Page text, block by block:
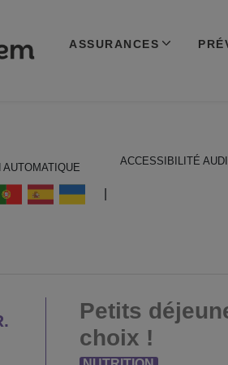
ASSURANCES
AUTOMATIQUE
ACCESSIBILITÉ
Petits
choix !